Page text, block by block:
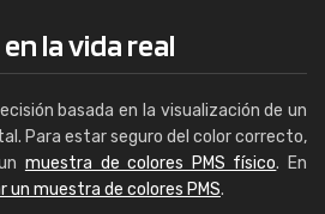
la vida real
basada en la visualización de un
Para estar seguro del color correcto,
muestra de colores PMS físico. En
un muestra de colores PMS.